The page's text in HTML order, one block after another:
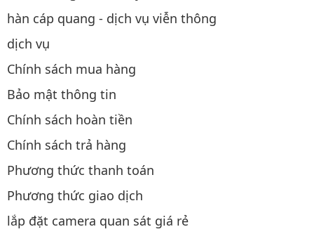
hàn cáp quang - dịch vụ viễn thông
dịch vụ
Chính sách mua hàng
Bảo mật thông tin
Chính sách hoàn tiền
Chính sách trả hàng
Phương thức thanh toán
Phương thức giao dịch
lắp đặt camera quan sát giá rẻ